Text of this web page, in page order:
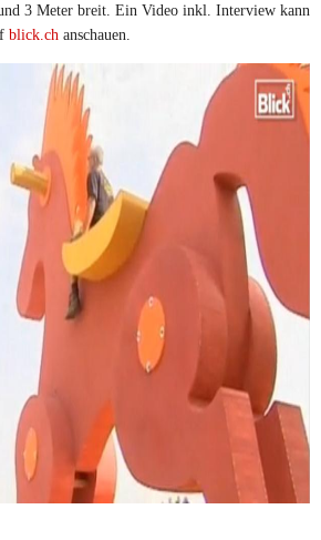
3 Meter breit. Ein Video inkl. Interview kann
blick.ch anschauen.